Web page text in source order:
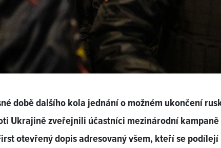
době dalšího kola jednání o možném ukončení
Ukrajině zveřejnili účastníci mezinárodní kampaně
otevřený dopis adresovaný všem, kteří se podílejí